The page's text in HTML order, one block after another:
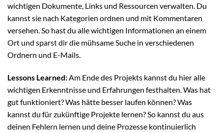
wichtigen Dokumente, Links und Ressourcen verwalten. Du
kannst sie nach Kategorien ordnen und mit Kommentaren
versehen. So hast du alle wichtigen Informationen an einem
Ort und sparst dir die mühsame Suche in verschiedenen
Ordnern und E-Mails.
Lessons Learned: Am Ende des Projekts kannst du hier alle
wichtigen Erkenntnisse und Erfahrungen festhalten. Was hat
gut funktioniert? Was hätte besser laufen können? Was
kannst du für zukünftige Projekte lernen? So kannst du aus
deinen Fehlern lernen und deine Prozesse kontinuierlich